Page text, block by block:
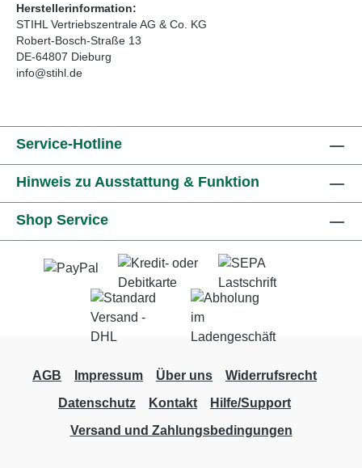
Herstellerinformation:
STIHL Vertriebszentrale AG & Co. KG
Robert-Bosch-Straße 13
DE-64807 Dieburg
info@stihl.de
Service-Hotline
Hinweis zu Ausstattung & Funktion
Shop Service
AGB Impressum Über uns
Widerrufsrecht
Datenschutz
Kontakt
Hilfe/Support
Versand und Zahlungsbedingungen